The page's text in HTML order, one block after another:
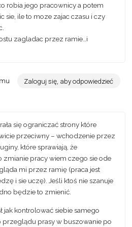
robia jego pracownicy a potem
sie, ile to moze zajac czasu i czy
zagladac przez ramie…i
Zaloguj się, aby odpowiedzieć
się ograniczać strony które
przeciwny – wchodzenie przez
które sprawiają, że
zmianie pracy wiem czego sie ode
mi przez ramię (praca jest
i sie uczę). Jeśli ktoś nie szanuje
będzie to zmienić.
jak kontrolować siebie samego
prasy w buszowanie po